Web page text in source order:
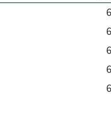
6
6
6
6
6